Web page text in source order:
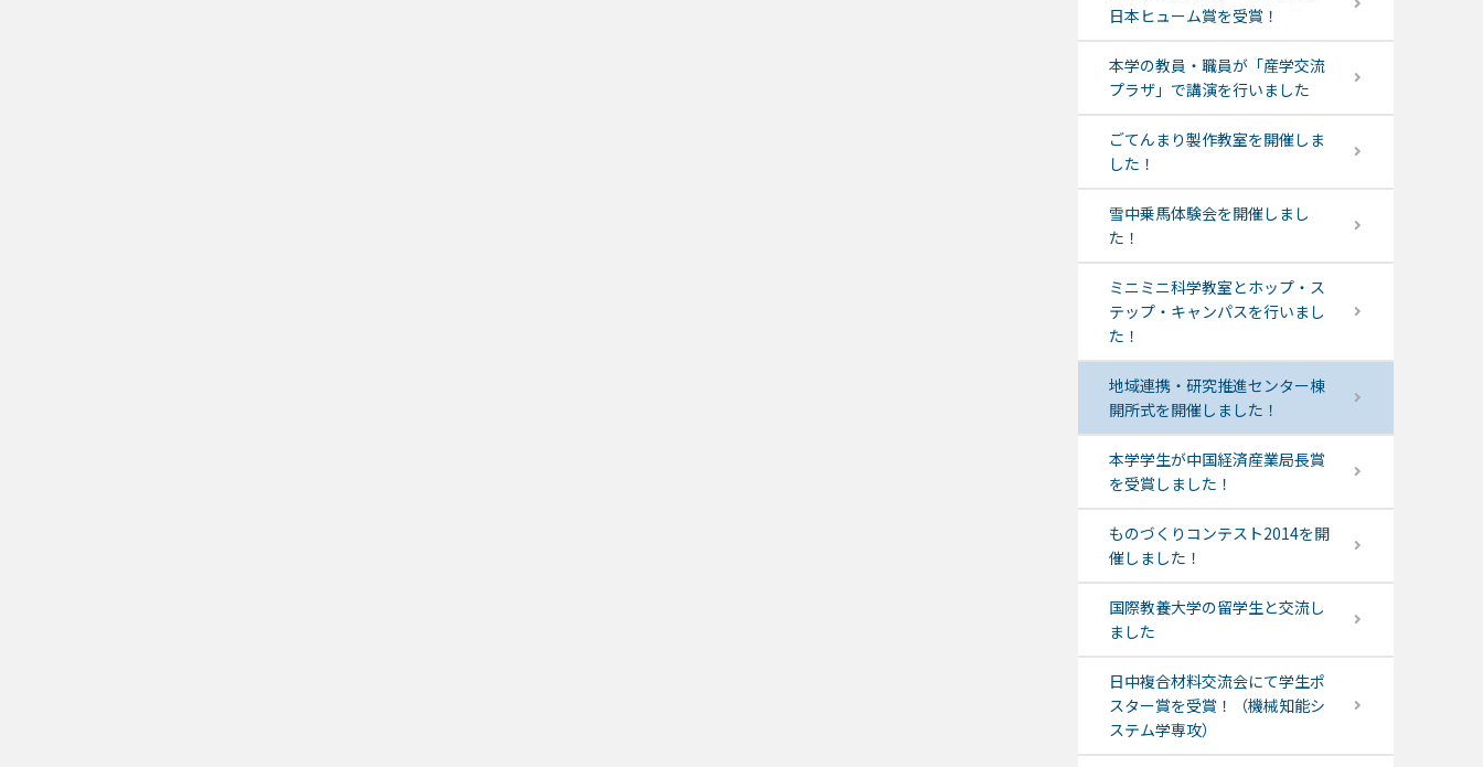
日本ヒューム賞を受賞！
本学の教員・職員が「産学交流
プラザ」で講演を行いました
ごてんまり製作教室を開催しま
した！
雪中乗馬体験会を開催しまし
た！
ミニミニ科学教室とホップ・ス
テップ・キャンパスを行いまし
た！
地域連携・研究推進センター棟
開所式を開催しました！
本学学生が中国経済産業局長賞
を受賞しました！
ものづくりコンテスト2014を開
催しました！
国際教養大学の留学生と交流し
ました
日中複合材料交流会にて学生ポ
スター賞を受賞！（機械知能シ
ステム学専攻）